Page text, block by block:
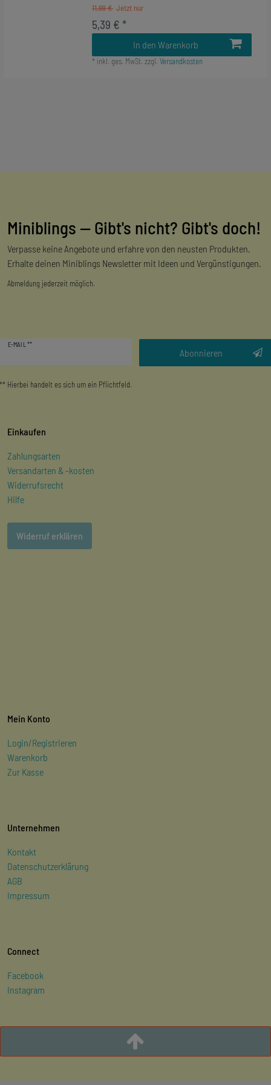
11,99 €
5,39 € *
In den Warenkorb
* inkl. ges. MwSt. zzgl. Versandkosten
Miniblings — Gibt's nicht? Gibt's doch!
Verpasse keine Angebote und erfahre von den neusten Produkten.
Erhalte deinen Miniblings Newsletter mit Ideen und Vergünstigungen.
Abmeldung jederzeit möglich.
E-MAIL **
Abonnieren
** Hierbei handelt es sich um ein Pflichtfeld.
Einkaufen
Zahlungsarten
Versandarten & -kosten
Widerrufsrecht
Hilfe
Widerruf erklären
Mein Konto
Login/Registrieren
Warenkorb
Zur Kasse
Unternehmen
Kontakt
Datenschutzerklärung
AGB
Impressum
Connect
Facebook
Instagram